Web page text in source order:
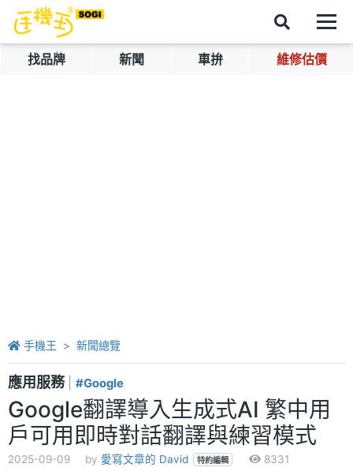
找品牌 新聞 車拚 維修估價
手機王 新聞總覽
應用服務 #Google
Google翻譯導入生成式AI 繁中用
戶可用即時對話翻譯與練習模式
2025-09-09 by 愛寫文章的 David 特約編輯 8331